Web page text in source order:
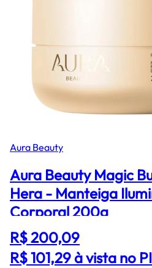
Aura Beauty
Aura Beauty Magic
Hera - Manteiga
Corporal 200g
R$ 200,09
R$ 101,29à vista no